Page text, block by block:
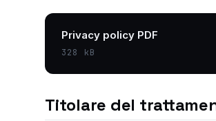
Privacy policy PDF
328 kB
Titolare del